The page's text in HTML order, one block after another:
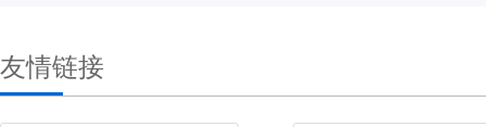
友情链接